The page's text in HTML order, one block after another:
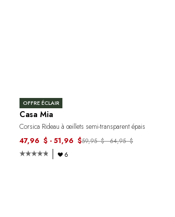
OFFRE ÉCLAIR
Casa Mia
Corsica Rideau à œillets semi-transparent épais
47,96 $ - 51,96 $59,95 $ - 64,95 $
6